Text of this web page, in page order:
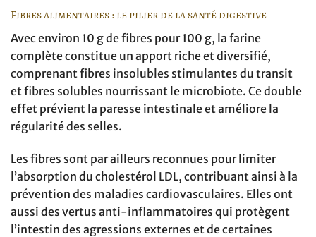
Fibres alimentaires : le pilier de la santé digestive
Avec environ 10 g de fibres pour 100 g, la farine
complète constitue un apport riche et diversifié,
comprenant fibres insolubles stimulantes du transit
et fibres solubles nourrissant le microbiote. Ce double
effet prévient la paresse intestinale et améliore la
régularité des selles.
Les fibres sont par ailleurs reconnues pour limiter
l’absorption du cholestérol LDL, contribuant ainsi à la
prévention des maladies cardiovasculaires. Elles ont
aussi des vertus anti-inflammatoires qui protègent
l’intestin des agressions externes et de certaines